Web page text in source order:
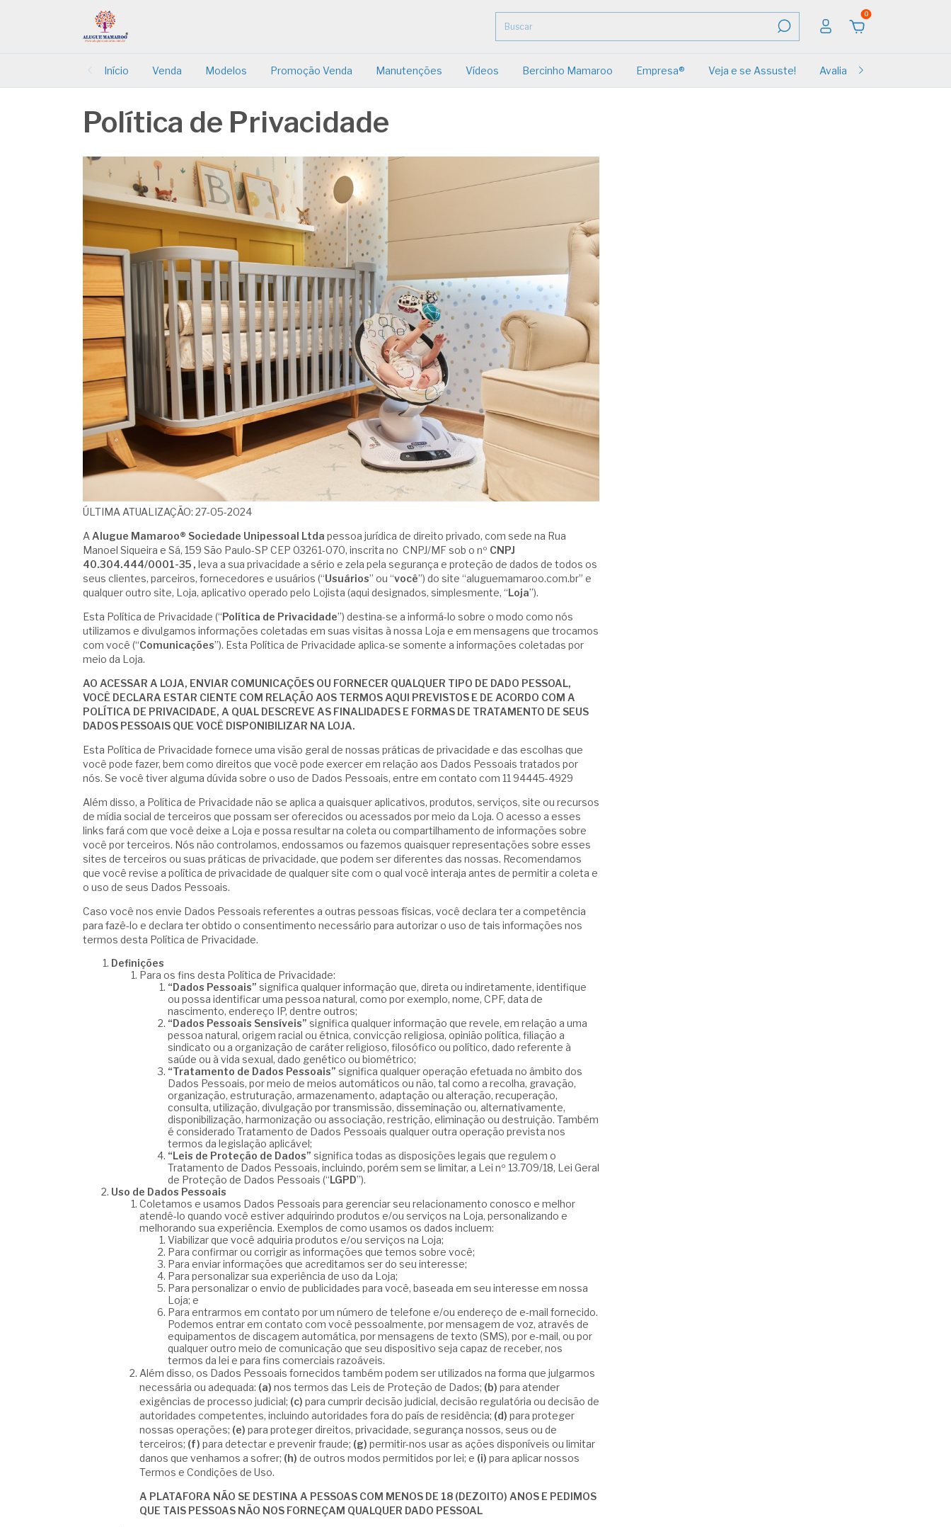
0
Início Venda Modelos Promoção Venda Manutenções Vídeos Bercinho Mamaroo Empresa® Veja e se Assuste! Avaliações
Política de Privacidade
ÚLTIMA ATUALIZAÇÃO: 27-05-2024
A Alugue Mamaroo® Sociedade Unipessoal Ltda pessoa jurídica de direito privado, com sede na Rua
Manoel Siqueira e Sá, 159 São Paulo-SP CEP 03261-070, inscrita no CNPJ/MF sob o nº CNPJ
40.304.444/0001-35 , leva a sua privacidade a sério e zela pela segurança e proteção de dados de todos os
seus clientes, parceiros, fornecedores e usuários (“Usuários” ou “você”) do site “aluguemamaroo.com.br” e
qualquer outro site, Loja, aplicativo operado pelo Lojista (aqui designados, simplesmente, “Loja”).
Esta Política de Privacidade (“Política de Privacidade”) destina-se a informá-lo sobre o modo como nós
utilizamos e divulgamos informações coletadas em suas visitas à nossa Loja e em mensagens que trocamos
com você (“Comunicações”). Esta Política de Privacidade aplica-se somente a informações coletadas por
meio da Loja.
AO ACESSAR A LOJA, ENVIAR COMUNICAÇÕES OU FORNECER QUALQUER TIPO DE DADO PESSOAL,
VOCÊ DECLARA ESTAR CIENTE COM RELAÇÃO AOS TERMOS AQUI PREVISTOS E DE ACORDO COM A
POLÍTICA DE PRIVACIDADE, A QUAL DESCREVE AS FINALIDADES E FORMAS DE TRATAMENTO DE SEUS
DADOS PESSOAIS QUE VOCÊ DISPONIBILIZAR NA LOJA.
Esta Política de Privacidade fornece uma visão geral de nossas práticas de privacidade e das escolhas que
você pode fazer, bem como direitos que você pode exercer em relação aos Dados Pessoais tratados por
nós. Se você tiver alguma dúvida sobre o uso de Dados Pessoais, entre em contato com 11 94445-4929
Além disso, a Política de Privacidade não se aplica a quaisquer aplicativos, produtos, serviços, site ou recursos
de mídia social de terceiros que possam ser oferecidos ou acessados por meio da Loja. O acesso a esses
links fará com que você deixe a Loja e possa resultar na coleta ou compartilhamento de informações sobre
você por terceiros. Nós não controlamos, endossamos ou fazemos quaisquer representações sobre esses
sites de terceiros ou suas práticas de privacidade, que podem ser diferentes das nossas. Recomendamos
que você revise a política de privacidade de qualquer site com o qual você interaja antes de permitir a coleta e
o uso de seus Dados Pessoais.
Caso você nos envie Dados Pessoais referentes a outras pessoas físicas, você declara ter a competência
para fazê-lo e declara ter obtido o consentimento necessário para autorizar o uso de tais informações nos
termos desta Política de Privacidade.
Definições
Para os fins desta Política de Privacidade:
“Dados Pessoais” significa qualquer informação que, direta ou indiretamente, identifique
ou possa identificar uma pessoa natural, como por exemplo, nome, CPF, data de
nascimento, endereço IP, dentre outros;
“Dados Pessoais Sensíveis” significa qualquer informação que revele, em relação a uma
pessoa natural, origem racial ou étnica, convicção religiosa, opinião política, filiação a
sindicato ou a organização de caráter religioso, filosófico ou político, dado referente à
saúde ou à vida sexual, dado genético ou biométrico;
“Tratamento de Dados Pessoais” significa qualquer operação efetuada no âmbito dos
Dados Pessoais, por meio de meios automáticos ou não, tal como a recolha, gravação,
organização, estruturação, armazenamento, adaptação ou alteração, recuperação,
consulta, utilização, divulgação por transmissão, disseminação ou, alternativamente,
disponibilização, harmonização ou associação, restrição, eliminação ou destruição. Também
é considerado Tratamento de Dados Pessoais qualquer outra operação prevista nos
termos da legislação aplicável;
“Leis de Proteção de Dados” significa todas as disposições legais que regulem o
Tratamento de Dados Pessoais, incluindo, porém sem se limitar, a Lei nº 13.709/18, Lei Geral
de Proteção de Dados Pessoais (“LGPD”).
Uso de Dados Pessoais
Coletamos e usamos Dados Pessoais para gerenciar seu relacionamento conosco e melhor
atendê-lo quando você estiver adquirindo produtos e/ou serviços na Loja, personalizando e
melhorando sua experiência. Exemplos de como usamos os dados incluem:
Viabilizar que você adquiria produtos e/ou serviços na Loja;
Para confirmar ou corrigir as informações que temos sobre você;
Para enviar informações que acreditamos ser do seu interesse;
Para personalizar sua experiência de uso da Loja;
Para personalizar o envio de publicidades para você, baseada em seu interesse em nossa
Loja; e
Para entrarmos em contato por um número de telefone e/ou endereço de e-mail fornecido.
Podemos entrar em contato com você pessoalmente, por mensagem de voz, através de
equipamentos de discagem automática, por mensagens de texto (SMS), por e-mail, ou por
qualquer outro meio de comunicação que seu dispositivo seja capaz de receber, nos
termos da lei e para fins comerciais razoáveis.
Além disso, os Dados Pessoais fornecidos também podem ser utilizados na forma que julgarmos
necessária ou adequada: (a) nos termos das Leis de Proteção de Dados; (b) para atender
exigências de processo judicial; (c) para cumprir decisão judicial, decisão regulatória ou decisão de
autoridades competentes, incluindo autoridades fora do país de residência; (d) para proteger
nossas operações; (e) para proteger direitos, privacidade, segurança nossos, seus ou de
terceiros; (f) para detectar e prevenir fraude; (g) permitir-nos usar as ações disponíveis ou limitar
danos que venhamos a sofrer; (h) de outros modos permitidos por lei; e (i) para aplicar nossos
Termos e Condições de Uso.
A PLATAFORA NÃO SE DESTINA A PESSOAS COM MENOS DE 18 (DEZOITO) ANOS E PEDIMOS
QUE TAIS PESSOAS NÃO NOS FORNEÇAM QUALQUER DADO PESSOAL